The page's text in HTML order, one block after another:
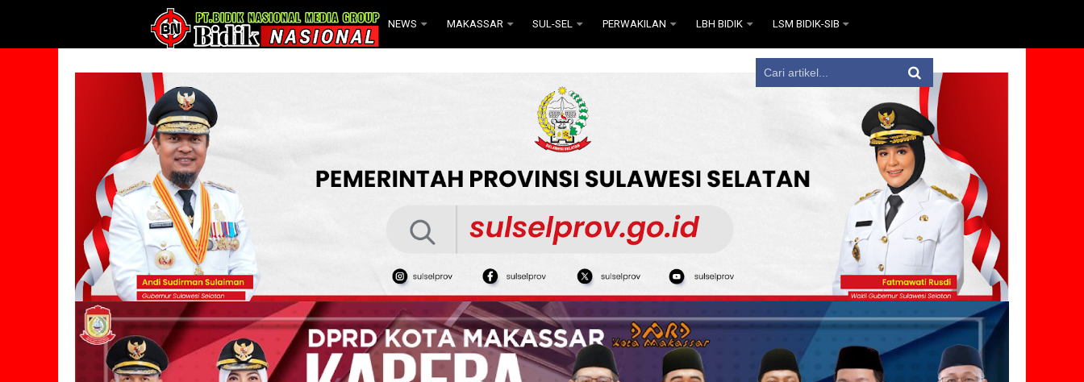
NEWS MAKASSAR SUL-SEL PERWAKILAN LBH BIDIK LSM BIDIK-SIB